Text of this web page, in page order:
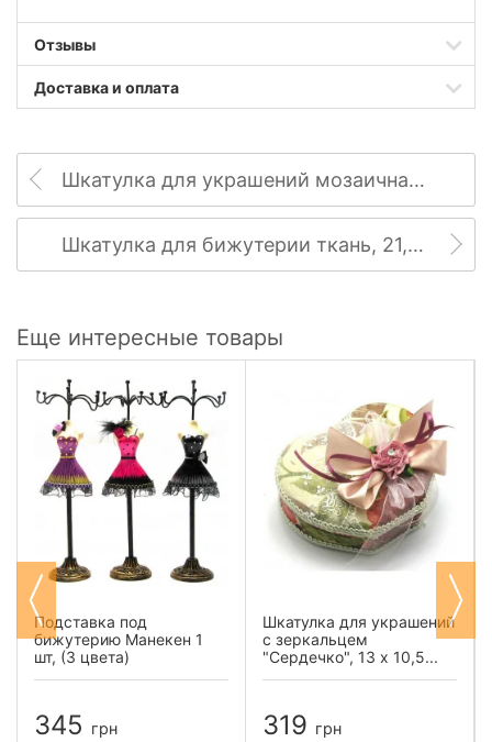
Отзывы
Доставка и оплата
Шкатулка для украшений мозаичная, 17 х 17 х 8 см
Шкатулка для бижутерии ткань, 21,5 х 16,5 х 9,5 см
Еще интересные товары
Подставка под
бижутерию Манекен 1
шт, (3 цвета)
345 грн
Шкатулка для украшений
с зеркальцем
"Сердечко", 13 х 10,5...
319 грн